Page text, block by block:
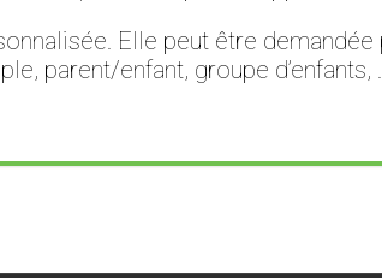
Elle peut être
parent/enfant, groupe